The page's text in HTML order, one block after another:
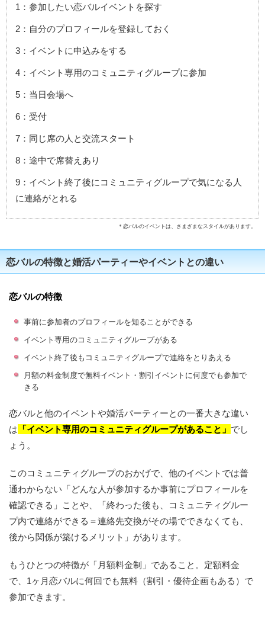
1：参加したい恋バルイベントを探す
2：自分のプロフィールを登録しておく
3：イベントに申込みをする
4：イベント専用のコミュニティグループに参加
5：当日会場へ
6：受付
7：同じ席の人と交流スタート
8：途中で席替えあり
9：イベント終了後にコミュニティグループで気になる人
に連絡がとれる
＊恋バルのイベントは、さまざまなスタイルがあります。
恋バルの特徴と婚活パーティーやイベントとの違い
恋バルの特徴
事前に参加者のプロフィールを知ることができる
イベント専用のコミュニティグループがある
イベント終了後もコミュニティグループで連絡をとりあえる
月額の料金制度で無料イベント・割引イベントに何度でも参加で
きる
恋バルと他のイベントや婚活パーティーとの一番大きな違い
は 「イベント専用のコミュニティグループがあること」 でし
ょう。
このコミュニティグループのおかげで、他のイベントでは普
通わからない「どんな人が参加するか事前にプロフィールを
確認できる」ことや、「終わった後も、コミュニティグルー
プ内で連絡ができる＝連絡先交換がその場でできなくても、
後から関係が築けるメリット」があります。
もうひとつの特徴が「月額料金制」であること。定額料金
で、1ヶ月恋バルに何回でも無料（割引・優待企画もある）で
参加できます。